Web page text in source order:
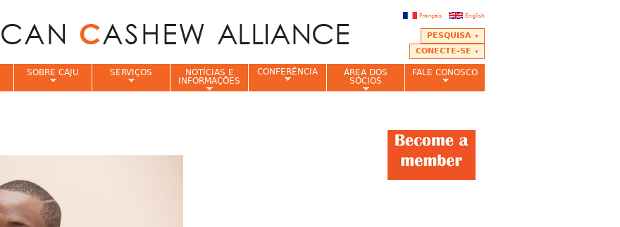
English
Français
PESQUISA
CONECTE-SE
SOBRE CAJU SERVIÇOS
NOTÍCIAS E
INFORMAÇÕES
CONFERÊNCIA
ÁREA DOS
SÓCIOS
FALE CONOSCO